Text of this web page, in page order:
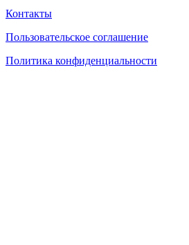
Контакты
Пользовательское соглашение
Политика конфиденциальности